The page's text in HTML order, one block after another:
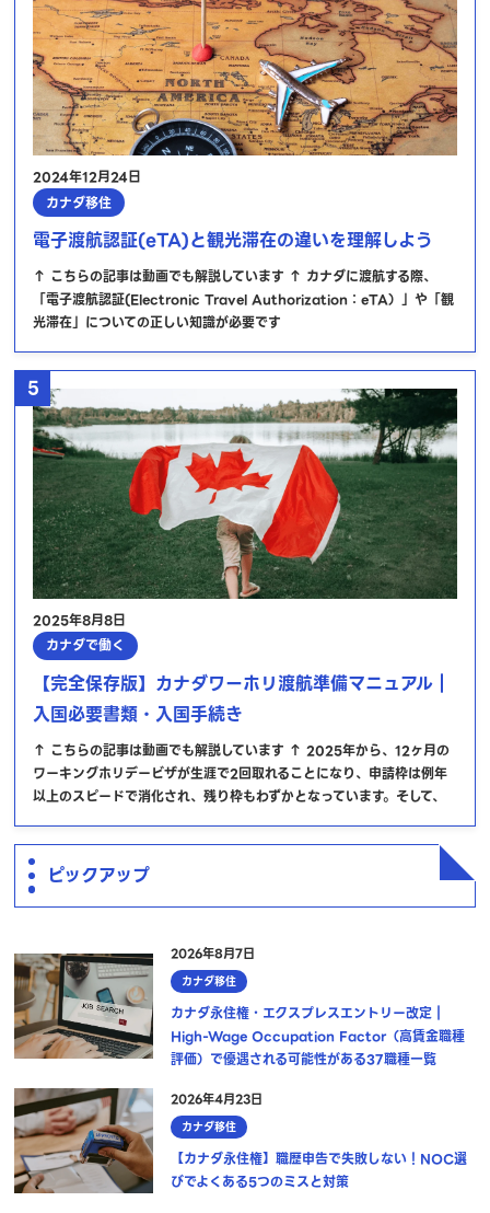
2024年12月24日
カナダ移住
電子渡航認証(eTA)と観光滞在の違いを理解しよう
↑ こちらの記事は動画でも解説しています ↑ カナダに渡航する際、
「電子渡航認証(Electronic Travel Authorization：eTA）」や「観
光滞在」についての正しい知識が必要です
5
2025年8月8日
カナダで働く
【完全保存版】カナダワーホリ渡航準備マニュアル｜
入国必要書類・入国手続き
↑ こちらの記事は動画でも解説しています ↑ 2025年から、12ヶ月の
ワーキングホリデービザが生涯で2回取れることになり、申請枠は例年
以上のスピードで消化され、残り枠もわずかとなっています。そして、
ピックアップ
2026年8月7日
カナダ移住
カナダ永住権・エクスプレスエントリー改定｜
High-Wage Occupation Factor（高賃金職種
評価）で優遇される可能性がある37職種一覧
2026年4月23日
カナダ移住
【カナダ永住権】職歴申告で失敗しない！NOC選
びでよくある5つのミスと対策